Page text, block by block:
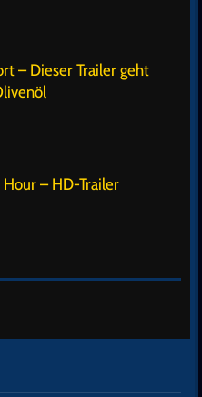
– Dieser Trailer geht
– HD-Trailer